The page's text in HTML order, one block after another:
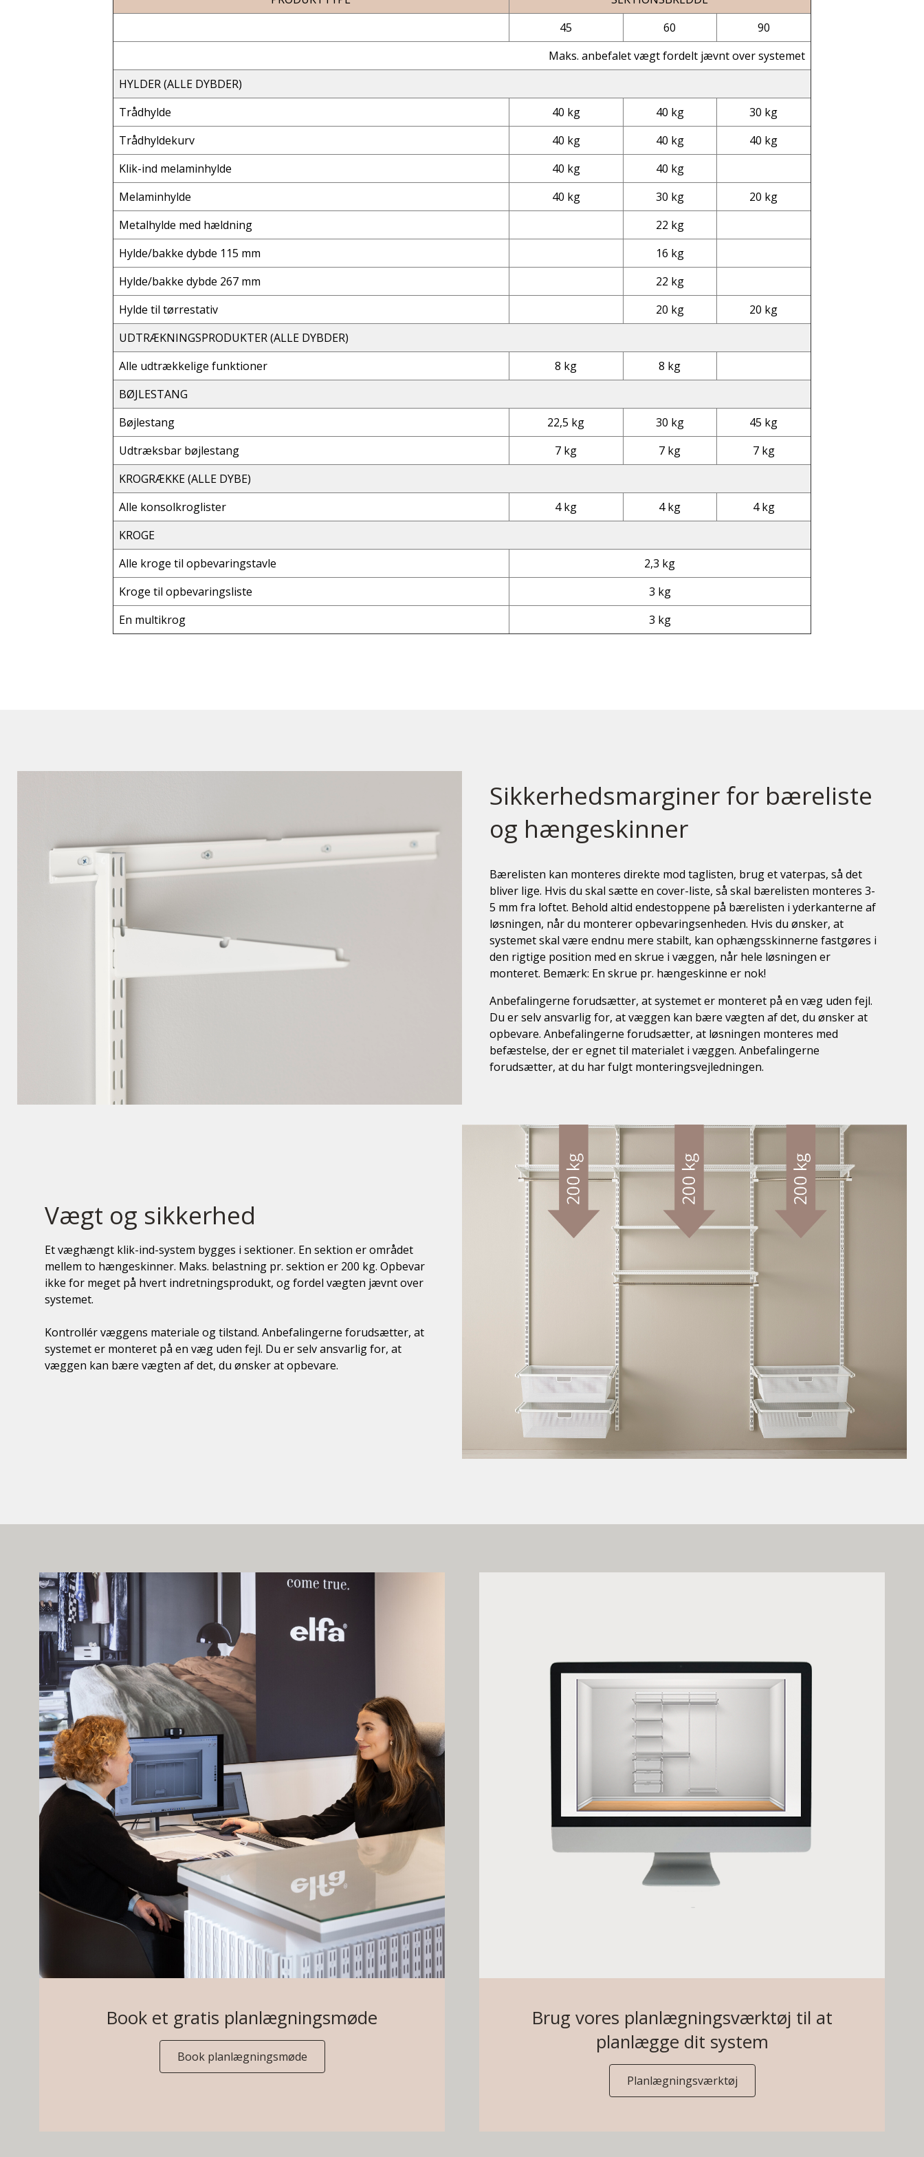
45
60
90
Maks. anbefalet vægt fordelt jævnt over systemet
HYLDER (ALLE DYBDER)
Trådhylde
40 kg 40 kg
30 kg
Trådhyldekurv
40 kg 40 kg
40 kg
Klik-ind melaminhylde
40 kg
40 kg
Melaminhylde
40 kg 30 kg
20 kg
Metalhylde med hældning
22 kg
Hylde/bakke dybde 115 mm
16 kg
Hylde/bakke dybde 267 mm
22 kg
Hylde til tørrestativ
20 kg
20 kg
UDTRÆKNINGSPRODUKTER (ALLE DYBDER)
Alle udtrækkelige funktioner
8 kg
8 kg
BØJLESTANG
Bøjlestang
22,5 kg 30 kg
45 kg
Udtræksbar bøjlestang
7 kg 7 kg
7 kg
KROGRÆKKE (ALLE DYBE)
Alle konsolkroglister
4 kg 4 kg
4 kg
KROGE
Alle kroge til opbevaringstavle
2,3 kg
Kroge til opbevaringsliste
3 kg
En multikrog
3 kg
Sikkerhedsmarginer for bæreliste
og hængeskinner
Bærelisten kan monteres direkte mod taglisten, brug et vaterpas, så det
bliver lige. Hvis du skal sætte en cover-liste, så skal bærelisten monteres 3-
5 mm fra loftet. Behold altid endestoppene på bærelisten i yderkanterne af
løsningen, når du monterer opbevaringsenheden. Hvis du ønsker, at
systemet skal være endnu mere stabilt, kan ophængsskinnerne fastgøres i
den rigtige position med en skrue i væggen, når hele løsningen er
monteret. Bemærk: En skrue pr. hængeskinne er nok!
Anbefalingerne forudsætter, at systemet er monteret på en væg uden fejl.
Du er selv ansvarlig for, at væggen kan bære vægten af det, du ønsker at
opbevare. Anbefalingerne forudsætter, at løsningen monteres med
befæstelse, der er egnet til materialet i væggen. Anbefalingerne
forudsætter, at du har fulgt monteringsvejledningen.
Vægt og sikkerhed
Et væghængt klik-ind-system bygges i sektioner. En sektion er området
mellem to hængeskinner. Maks. belastning pr. sektion er 200 kg. Opbevar
ikke for meget på hvert indretningsprodukt, og fordel vægten jævnt over
systemet.
Kontrollér væggens materiale og tilstand. Anbefalingerne forudsætter, at
systemet er monteret på en væg uden fejl. Du er selv ansvarlig for, at
væggen kan bære vægten af det, du ønsker at opbevare.
Book et gratis planlægningsmøde
Book planlægningsmøde
Brug vores planlægningsværktøj til at
planlægge dit system
Planlægningsværktøj